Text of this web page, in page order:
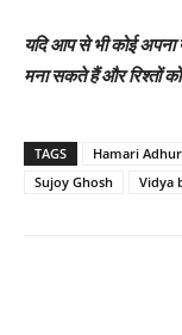
यदि आप से भी कोई
मना सकते हैं और रिश्‍तों
TAGS Hamari
Sujoy Ghosh
Vidya